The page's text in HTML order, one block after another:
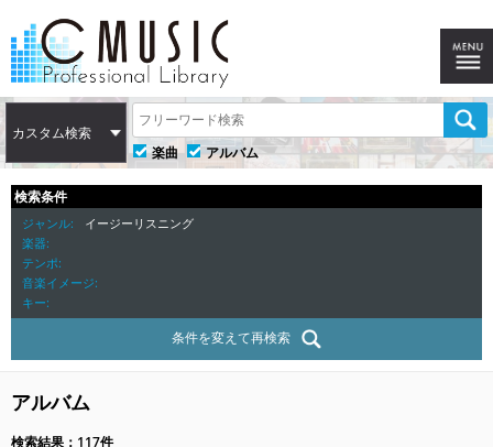
カスタム検索
楽曲
アルバム
検索条件
ジャンル
イージーリスニング
楽器
テンポ
音楽イメージ
キー
条件を変えて再検索
アルバム
検索結果：117件